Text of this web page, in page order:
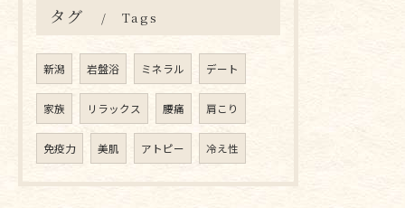
タグ Tags
新潟 岩盤浴 ミネラル デート
家族 リラックス 腰痛 肩こり
免疫力 美肌 アトピー 冷え性